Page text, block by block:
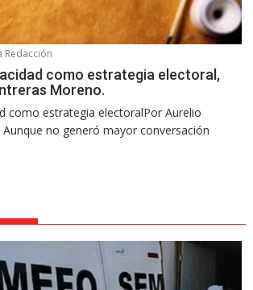
Redacción
como estrategia electoral,
Moreno.
como estrategia electoralPor Aurelio
no generó mayor conversación